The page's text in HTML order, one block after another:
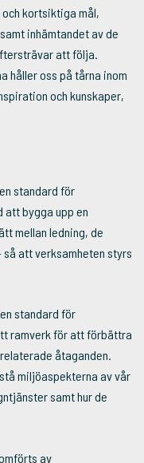
kortsiktiga mål,
inhämtandet av de
att följa.
håller oss på tårna inom
och kunskaper,
standard för
bygga upp en
mellan ledning, de
så att verksamheten styrs
standard för
ramverk för att förbättra
åtaganden.
miljöaspekterna av vår
samt hur de
av